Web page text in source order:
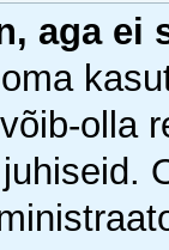
aga ei
olla